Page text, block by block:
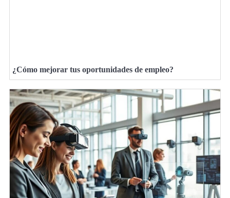
¿Cómo mejorar tus oportunidades de empleo?